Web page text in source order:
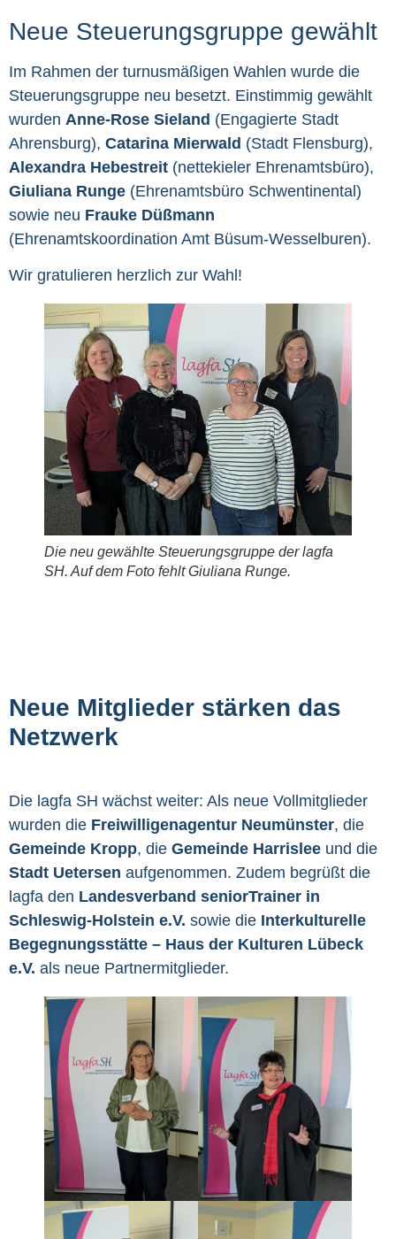
Neue Steuerungsgruppe gewählt
Im Rahmen der turnusmäßigen Wahlen wurde die
Steuerungsgruppe neu besetzt. Einstimmig gewählt
wurden Anne-Rose Sieland (Engagierte Stadt
Ahrensburg), Catarina Mierwald (Stadt Flensburg),
Alexandra Hebestreit (nettekieler Ehrenamtsbüro),
Giuliana Runge (Ehrenamtsbüro Schwentinental)
sowie neu Frauke Düßmann
(Ehrenamtskoordination Amt Büsum-Wesselburen).
Wir gratulieren herzlich zur Wahl!
Die neu gewählte Steuerungsgruppe der lagfa
SH. Auf dem Foto fehlt Giuliana Runge.
Neue Mitglieder stärken das
Netzwerk
Die lagfa SH wächst weiter: Als neue Vollmitglieder
wurden die Freiwilligenagentur Neumünster, die
Gemeinde Kropp, die Gemeinde Harrislee und die
Stadt Uetersen aufgenommen. Zudem begrüßt die
lagfa den Landesverband seniorTrainer in
Schleswig-Holstein e.V. sowie die Interkulturelle
Begegnungsstätte – Haus der Kulturen Lübeck
e.V. als neue Partnermitglieder.